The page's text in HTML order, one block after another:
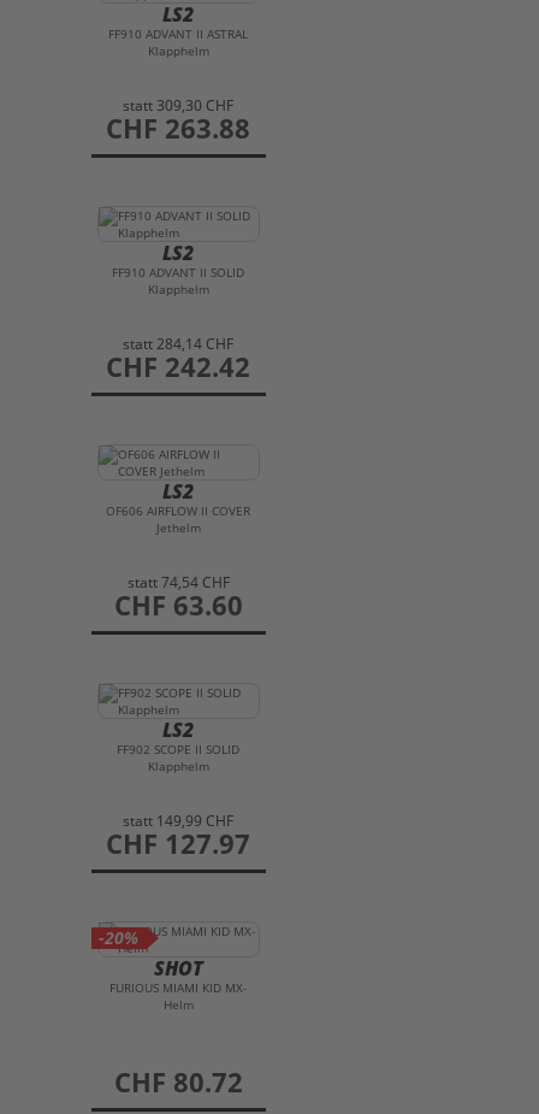
LS2
FF910 ADVANT II ASTRAL
Klapphelm
statt 309,30 CHF
preis
CHF 263.88
LS2
FF910 ADVANT II SOLID
Klapphelm
statt284,14 CHF
preis
CHF 242.42
LS2
OF606 AIRFLOW II COVER
Jethelm
statt74,54 CHF
preis
CHF 63.60
LS2
FF902 SCOPE II SOLID
Klapphelm
statt 149,99 CHF
preis
CHF 127.97
-20%
SHOT
FURIOUS MIAMI KID MX-
Helm
preis
CHF 80.72